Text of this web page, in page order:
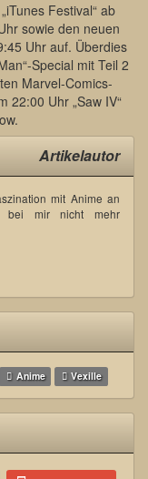
Festival“ ab
sowie den neuen
Uhr auf. Überdies
Special mit Teil 2
Marvel-Comics-
22:00 Uhr „Saw IV“
Artikelautor
mit Anime an
bei mir nicht mehr
Anime Vexille